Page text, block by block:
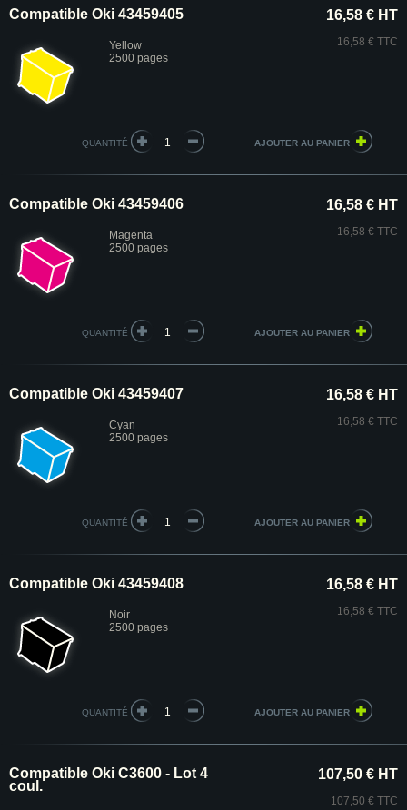
Compatible Oki 43459405
Yellow
2500 pages
16,58 € HT
16,58 € TTC
QUANTITÉ
Compatible Oki 43459406
Magenta
2500 pages
16,58 € HT
16,58 € TTC
QUANTITÉ
Compatible Oki 43459407
Cyan
2500 pages
16,58 € HT
16,58 € TTC
QUANTITÉ
Compatible Oki 43459408
Noir
2500 pages
16,58 € HT
16,58 € TTC
QUANTITÉ
Compatible Oki C3600 - Lot 4
coul.
107,50 € HT
107,50 € TTC